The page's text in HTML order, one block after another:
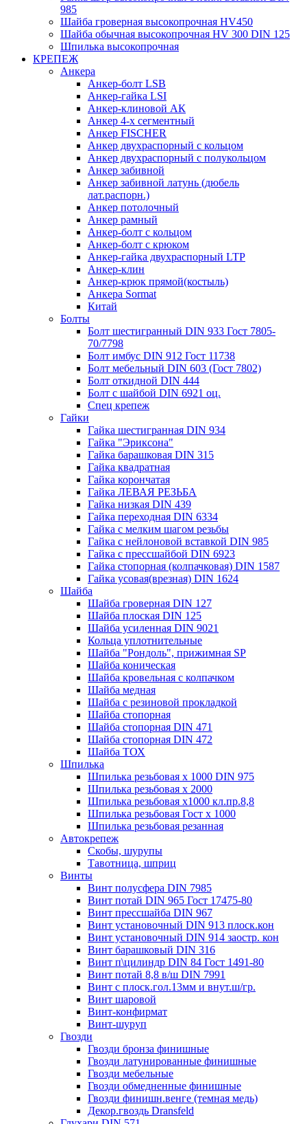
985
Шайба гроверная высокопрочная HV450
Шайба обычная высокопрочная HV 300 DIN 125
Шпилька высокопрочная
КРЕПЕЖ
Анкера
Анкер-болт LSB
Анкер-гайка LSI
Анкер-клиновой АК
Анкер 4-х сегментный
Анкер FISCHER
Анкер двухраспорный с кольцом
Анкер двухраспорный с полукольцом
Анкер забивной
Анкер забивной латунь (дюбель
лат.распорн.)
Анкер потолочный
Анкер рамный
Анкер-болт с кольцом
Анкер-болт с крюком
Анкер-гайка двухраспорный LTP
Анкер-клин
Анкер-крюк прямой(костыль)
Анкера Sormat
Китай
Болты
Болт шестигранный DIN 933 Гост 7805-
70/7798
Болт имбус DIN 912 Гост 11738
Болт мебельный DIN 603 (Гост 7802)
Болт откидной DIN 444
Болт с шайбой DIN 6921 оц.
Спец крепеж
Гайки
Гайка шестигранная DIN 934
Гайка "Эриксона"
Гайка барашковая DIN 315
Гайка квадратная
Гайка корончатая
Гайка ЛЕВАЯ РЕЗЬБА
Гайка низкая DIN 439
Гайка переходная DIN 6334
Гайка с мелким шагом резьбы
Гайка с нейлоновой вставкой DIN 985
Гайка с прессшайбой DIN 6923
Гайка стопорная (колпачковая) DIN 1587
Гайка усовая(врезная) DIN 1624
Шайба
Шайба гроверная DIN 127
Шайба плоская DIN 125
Шайба усиленная DIN 9021
Кольца уплотнительные
Шайба "Рондоль", прижимная SP
Шайба коническая
Шайба кровельная с колпачком
Шайба медная
Шайба с резиновой прокладкой
Шайба стопорная
Шайба стопорная DIN 471
Шайба стопорная DIN 472
Шайба ТОХ
Шпилька
Шпилька резьбовая х 1000 DIN 975
Шпилька резьбовая х 2000
Шпилька резьбовая х1000 кл.пр.8,8
Шпилька резьбовая Гост х 1000
Шпилька резьбовая резанная
Автокрепеж
Скобы, шурупы
Тавотница, шприц
Винты
Винт полусфера DIN 7985
Винт потай DIN 965 Гост 17475-80
Винт прессшайба DIN 967
Винт установочный DIN 913 плоск.кон
Винт установочный DIN 914 заостр. кон
Винт барашковый DIN 316
Винт п\цилиндр DIN 84 Гост 1491-80
Винт потай 8,8 в/ш DIN 7991
Винт с плоск.гол.13мм и внут.ш/гр.
Винт шаровой
Винт-конфирмат
Винт-шуруп
Гвозди
Гвозди бронза финишные
Гвозди латунированные финишные
Гвозди мебельные
Гвозди обмедненные финишные
Гвозди финишн.венге (темная медь)
Декор.гвоздь Dransfeld